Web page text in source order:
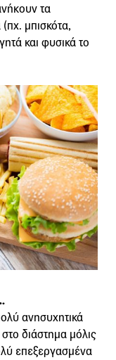
τα
μπισκότα,
και φυσικά το
ανησυχητικά
διάστημα μόλις
επεξεργασμένα